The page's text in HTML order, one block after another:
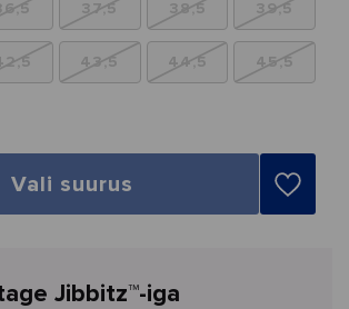
37,5 38,5 39,5
43,5 44,5 45,5
Vali suurus
Jibbitz™-iga